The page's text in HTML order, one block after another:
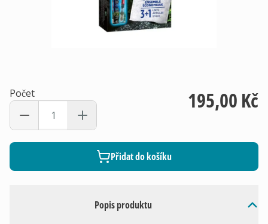
Popis produktu
Počet 195,00 Kč
Přidat do košíku